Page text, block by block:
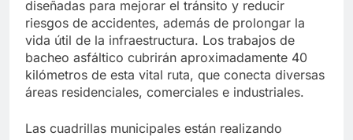
diseñadas para mejorar el tránsito y reducir
riesgos de accidentes, además de prolongar la
vida útil de la infraestructura. Los trabajos de
bacheo asfáltico cubrirán aproximadamente 40
kilómetros de esta vital ruta, que conecta diversas
áreas residenciales, comerciales e industriales.
Las cuadrillas municipales están realizando